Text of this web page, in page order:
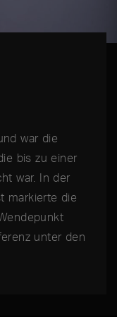
war die
bis zu einer
war. In der
markierte die
unter den